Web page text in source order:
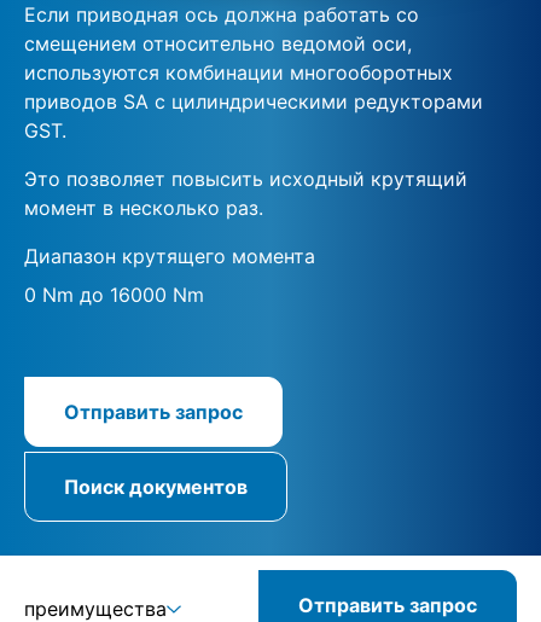
Если приводная ось должна работать со
смещением относительно ведомой оси,
используются комбинации многооборотных
приводов SA с цилиндрическими редукторами
GST.
Это позволяет повысить исходный крутящий
момент в несколько раз.
Диапазон крутящего момента
0 Nm до 16000 Nm
Отправить запрос
Поиск документов
преимущества Отправить запрос